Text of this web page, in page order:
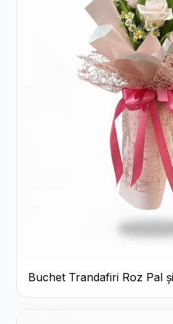
Buchet Trandafiri Roz Pal